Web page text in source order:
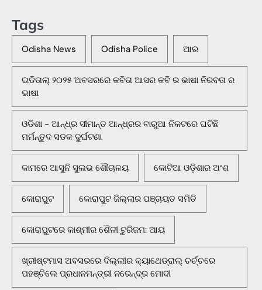
Tags
Odisha News Odisha Police ଆର
ଇଡିତାଲ୍ ୨୦୨୫ ଅବସରରେ କବିତା ଆସର କବି ର ଭାଷା ନିରବତା ର
ଭାଷା
ଓଡିଶା - ଆନ୍ଧ୍ର ସୀମାନ୍ତ ଆନ୍ଧ୍ରର ବାରୁଆ ନିକଟରେ ଘଟିଛି
ମର୍ମନ୍ତୁଦ ସଡକ ଦୁର୍ଘଟଣା
କାମରେ ଆସୁନି ସୁଲଭ ଶୌଚାଳୟ କୋଟିଆ ଓଡ଼ିଶାର ଅଂଶ
କୋରାପୁଟ କୋରାପୁଟ ଜିଲ୍ଲାର ପଞ୍ଚାୟତ ସମିତି
କୋରାପୁଟରେ କାଶ୍ମୀର ଶୈଳୀ ଟୁରିଜମ: ଆୟ
ଖ୍ରୀଷ୍ଟମାସ ଅବସରରେ ଦିଲ୍ଲୀର କ୍ୟାଥେଡ୍ରାଲ୍ ଚର୍ଚ୍ଚରେ
ପହଞ୍ଚିଲେ ପ୍ରଧାନମନ୍ତ୍ରୀ ନରେନ୍ଦ୍ର ମୋଦୀ